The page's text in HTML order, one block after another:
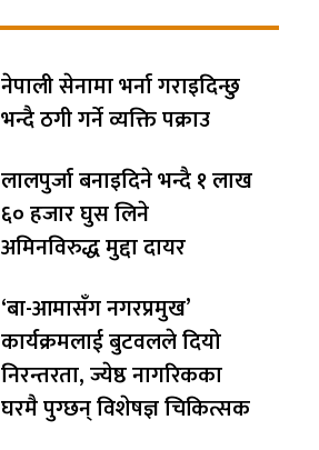
नेपाली सेनामा भर्ना गराइदिन्छु
भन्दै ठगी गर्ने व्यक्ति पक्राउ
लालपुर्जा बनाइदिने भन्दै १ लाख
६० हजार घुस लिने
अमिनविरुद्ध मुद्दा दायर
‘बा-आमासँग नगरप्रमुख’
कार्यक्रमलाई बुटवलले दियो
निरन्तरता, ज्येष्ठ नागरिकका
घरमै पुग्छन् विशेषज्ञ चिकित्सक